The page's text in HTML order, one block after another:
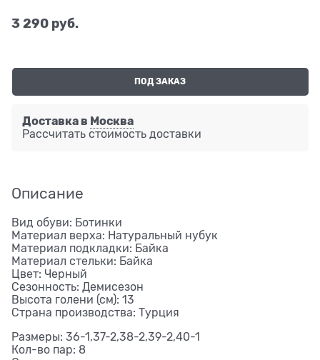
3 290 руб.
ПОД ЗАКАЗ
Доставка в Москва
Рассчитать стоимость доставки
Описание
Вид обуви: Ботинки
Материал верха: Натуральный нубук
Материал подкладки: Байка
Материал стельки: Байка
Цвет: Черный
Сезонность: Демисезон
Высота голени (см): 13
Страна производства: Турция
Размеры: 36-1,37-2,38-2,39-2,40-1
Кол-во пар: 8